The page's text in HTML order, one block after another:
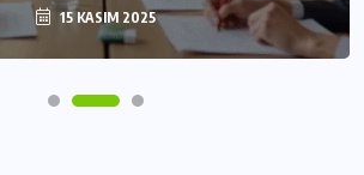
15 KASIM 2025